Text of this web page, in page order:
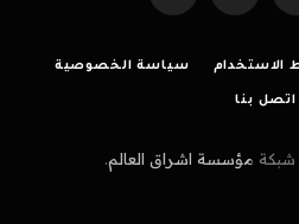
(Twitter)
الاستخدام سياسة الخصوصية
اتصل بنا
مؤسسة اشراق العالم.